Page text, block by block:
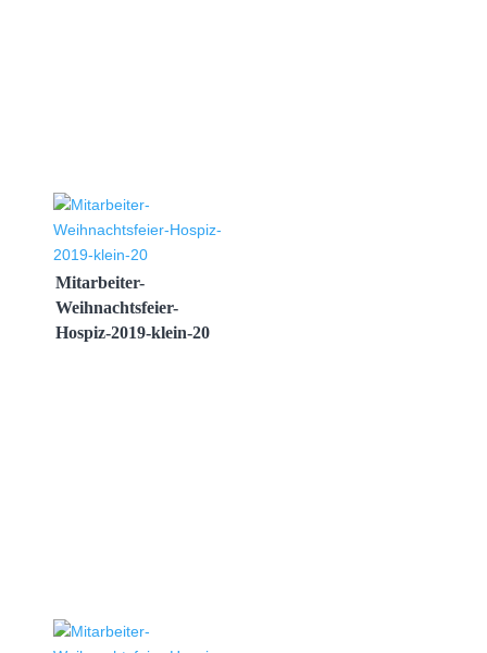
Mitarbeiter-
Weihnachtsfeier-
Hospiz-2019-klein-20